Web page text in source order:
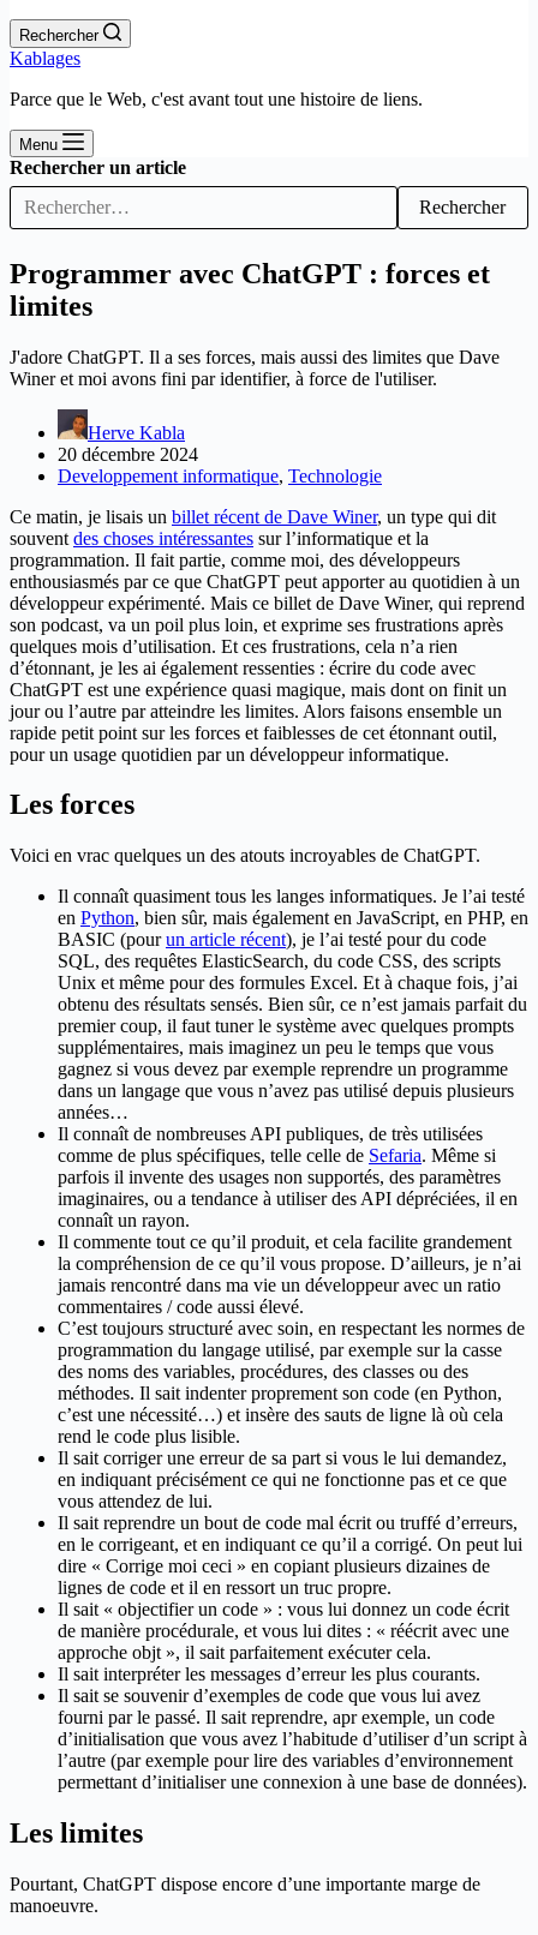
Rechercher
Kablages
Parce que le Web, c'est avant tout une histoire de liens.
Menu
Rechercher un article
Rechercher
Programmer avec ChatGPT : forces et
limites
J'adore ChatGPT. Il a ses forces, mais aussi des limites que Dave
Winer et moi avons fini par identifier, à force de l'utiliser.
Herve Kabla
20 décembre 2024
Developpement informatique, Technologie
Ce matin, je lisais un billet récent de Dave Winer, un type qui dit
souvent des choses intéressantes sur l’informatique et la
programmation. Il fait partie, comme moi, des développeurs
enthousiasmés par ce que ChatGPT peut apporter au quotidien à un
développeur expérimenté. Mais ce billet de Dave Winer, qui reprend
son podcast, va un poil plus loin, et exprime ses frustrations après
quelques mois d’utilisation. Et ces frustrations, cela n’a rien
d’étonnant, je les ai également ressenties : écrire du code avec
ChatGPT est une expérience quasi magique, mais dont on finit un
jour ou l’autre par atteindre les limites. Alors faisons ensemble un
rapide petit point sur les forces et faiblesses de cet étonnant outil,
pour un usage quotidien par un développeur informatique.
Les forces
Voici en vrac quelques un des atouts incroyables de ChatGPT.
Il connaît quasiment tous les langes informatiques. Je l’ai testé
en Python, bien sûr, mais également en JavaScript, en PHP, en
BASIC (pourun article récent), je l’ai testé pour du code
SQL, des requêtes ElasticSearch, du code CSS, des scripts
Unix et même pour des formules Excel. Et à chaque fois, j’ai
obtenu des résultats sensés. Bien sûr, ce n’est jamais parfait du
premier coup, il faut tuner le système avec quelques prompts
supplémentaires, mais imaginez un peu le temps que vous
gagnez si vous devez par exemple reprendre un programme
dans un langage que vous n’avez pas utilisé depuis plusieurs
années…
Il connaît de nombreuses API publiques, de très utilisées
comme de plus spécifiques, telle celle de Sefaria. Même si
parfois il invente des usages non supportés, des paramètres
imaginaires, ou a tendance à utiliser des API dépréciées, il en
connaît un rayon.
Il commente tout ce qu’il produit, et cela facilite grandement
la compréhension de ce qu’il vous propose. D’ailleurs, je n’ai
jamais rencontré dans ma vie un développeur avec un ratio
commentaires / code aussi élevé.
C’est toujours structuré avec soin, en respectant les normes de
programmation du langage utilisé, par exemple sur la casse
des noms des variables, procédures, des classes ou des
méthodes. Il sait indenter proprement son code (en Python,
c’est une nécessité…) et insère des sauts de ligne là où cela
rend le code plus lisible.
Il sait corriger une erreur de sa part si vous le lui demandez,
en indiquant précisément ce qui ne fonctionne pas et ce que
vous attendez de lui.
Il sait reprendre un bout de code mal écrit ou truffé d’erreurs,
en le corrigeant, et en indiquant ce qu’il a corrigé. On peut lui
dire « Corrige moi ceci » en copiant plusieurs dizaines de
lignes de code et il en ressort un truc propre.
Il sait « objectifier un code » : vous lui donnez un code écrit
de manière procédurale, et vous lui dites : « réécrit avec une
approche objt », il sait parfaitement exécuter cela.
Il sait interpréter les messages d’erreur les plus courants.
Il sait se souvenir d’exemples de code que vous lui avez
fourni par le passé. Il sait reprendre, apr exemple, un code
d’initialisation que vous avez l’habitude d’utiliser d’un script à
l’autre (par exemple pour lire des variables d’environnement
permettant d’initialiser une connexion à une base de données).
Les limites
Pourtant, ChatGPT dispose encore d’une importante marge de
manoeuvre.